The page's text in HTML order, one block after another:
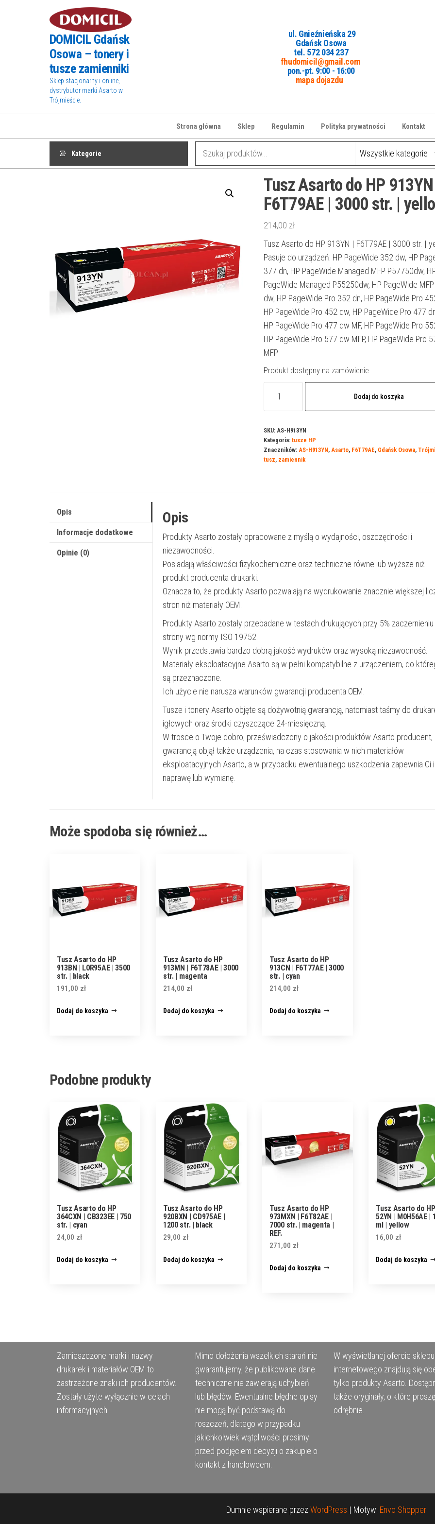
DOMICIL Gdańsk
Osowa – tonery i
tusze zamienniki
Sklep stacjonarny i online,
dystrybutor marki Asarto w
Trójmieście.
ul. Gnieźnieńska 29
Gdańsk Osowa
tel. 572 034 237
fhudomicil@gmail.com
pon.-pt. 9:00 - 16:00
mapa dojazdu
Strona główna Sklep Regulamin Polityka prywatności Kontakt
Kategorie
Tusz Asarto do HP
F6T79AE | 3000 str. |
214,00 zł
Tusz Asarto do HP 913YN | F6T79AE | 3000 str. |
Pasuje do urządzeń: HP PageWide 352 dw, HP
377 dn, HP PageWide Managed MFP P57750dw,
PageWide Managed P55250dw, HP PageWide
dw, HP PageWide Pro 352 dn, HP PageWide Pro
HP PageWide Pro 452 dw, HP PageWide Pro 477
HP PageWide Pro 477 dw MF, HP PageWide Pro
HP PageWide Pro 577 dw MFP, HP PageWide Pro
MFP
Produkt dostępny na zamówienie
Tusz
do
HP
913YN
|
Dodaj do koszyka
SKU: AS-H913YN
Kategoria: tusze HP
Znaczników: AS-H913YN, Asarto, F6T79AE, Gdańsk Osowa,
tusz, zamiennik
Opis
Informacje dodatkowe
Opinie (0)
Opis
Produkty Asarto zostały opracowane z myślą o wydajności, oszczędności i
niezawodności.
Posiadają właściwości fizykochemiczne oraz techniczne równe lub wyższe niż
produkt producenta drukarki.
Oznacza to, że produkty Asarto pozwalają na wydrukowanie znacznie większej
stron niż materiały OEM.
Produkty Asarto zostały przebadane w testach drukujących przy 5% zaczernieniu
strony wg normy ISO 19752.
Wynik przedstawia bardzo dobrą jakość wydruków oraz wysoką niezawodność.
Materiały eksploatacyjne Asarto są w pełni kompatybilne z urządzeniem, do
są przeznaczone.
Ich użycie nie narusza warunków gwarancji producenta OEM.
Tusze i tonery Asarto objęte są dożywotnią gwarancją, natomiast taśmy do
igłowych oraz środki czyszczące 24-miesięczną.
W trosce o Twoje dobro, przeświadczony o jakości produktów Asarto producent,
gwarancją objął także urządzenia, na czas stosowania w nich materiałów
eksploatacyjnych Asarto, a w przypadku ewentualnego uszkodzenia zapewnia Ci
naprawę lub wymianę.
Może spodoba się również…
Tusz Asarto do HP
913BN | L0R95AE | 3500
str. | black
191,00 zł
Dodaj do koszyka
Tusz Asarto do HP
913MN | F6T78AE | 3000
str. | magenta
214,00 zł
Dodaj do koszyka
Tusz Asarto do HP
913CN | F6T77AE | 3000
str. | cyan
214,00 zł
Dodaj do koszyka
Podobne produkty
Tusz Asarto do HP
364CXN | CB323EE | 750
str. | cyan
24,00 zł
Dodaj do koszyka
Tusz Asarto do HP
920BXN | CD975AE |
1200 str. | black
29,00 zł
Dodaj do koszyka
Tusz Asarto do HP
973MXN | F6T82AE |
7000 str. | magenta |
REF.
271,00 zł
Dodaj do koszyka
Tusz Asarto do HP
52YN | M0H56AE |
ml | yellow
16,00 zł
Dodaj do koszyka
Zamieszczone marki i nazwy
drukarek i materiałów OEM to
zastrzeżone znaki ich producentów.
Zostały użyte wyłącznie w celach
informacyjnych.
Mimo dołożenia wszelkich starań nie
gwarantujemy, że publikowane dane
techniczne nie zawierają uchybień
lub błędów. Ewentualne błędne opisy
nie mogą być podstawą do
roszczeń, dlatego w przypadku
jakichkolwiek wątpliwości prosimy
przed podjęciem decyzji o zakupie o
kontakt z handlowcem.
W wyświetlanej ofercie sklepu
internetowego znajdują się
tylko produkty Asarto.
także oryginały, o które
odrębnie.
Dumnie wspierane przezWordPress | Motyw: Envo Shopper